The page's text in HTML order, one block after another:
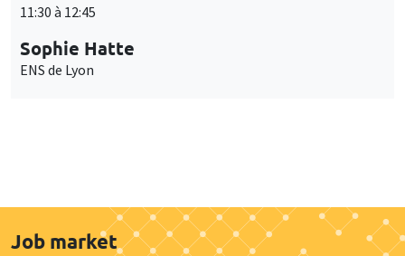
11:30 à 12:45
Sophie Hatte
ENS de Lyon
Job market